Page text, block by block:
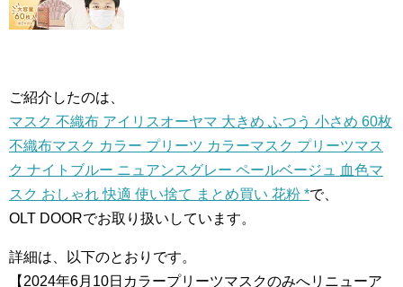
ご紹介したのは、
マスク 不織布 アイリスオーヤマ 大きめ ふつう 小さめ 60枚
不織布マスク カラー プリーツ カラーマスク プリーツマス
ク ナイトブルー ニュアンスグレー ペールベージュ 血色マ
スク おしゃれ 快適 使い捨て まとめ買い 花粉 *で、
OLT DOORでお取り扱いしています。
詳細は、以下のとおりです。
【2024年6月10日カラープリーツマスクのみへリニューア